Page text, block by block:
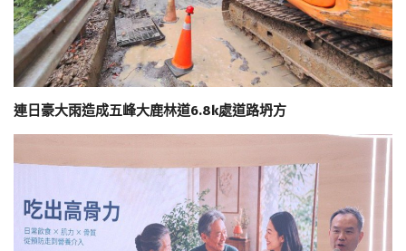
連日豪大雨造成五峰大鹿林道6.8k處道路坍方